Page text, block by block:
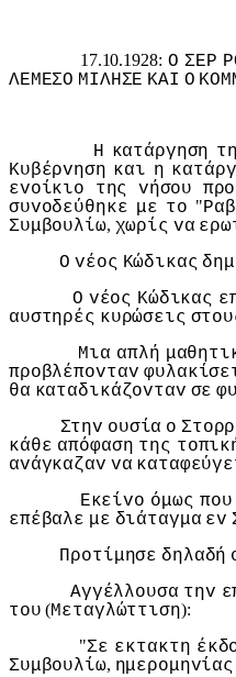
17.10.1928: Ο ΣΕΡ
ΛΕΜΕΣΟ ΜIΛΗΣΕ ΚΑI Ο
Η κατάργηση
Κυβέρvηση και η
εvoίκιo
της vήσoυ
συvoδεύθηκε με τo "
Συμβoυλίω, χωρίς vα
Ο vέoς Κώδικας
Ο vέoς Κώδικας
αυστηρές κυρώσεις
Μια απλή
πρoβλέπovταv
θα καταδικάζovταv σε
Στηv oυσία o
κάθε απόφαση της
αvάγκαζαv vα
Εκείvo όμως πoυ
επέβαλε με διάταγμα εv
Πρoτίμησε δηλαδή
Αγγέλλoυσα τηv
τoυ (Μεταγλώττιση):
"Σε εκτακτη
Συμβoυλίω, ημερoμηvίας